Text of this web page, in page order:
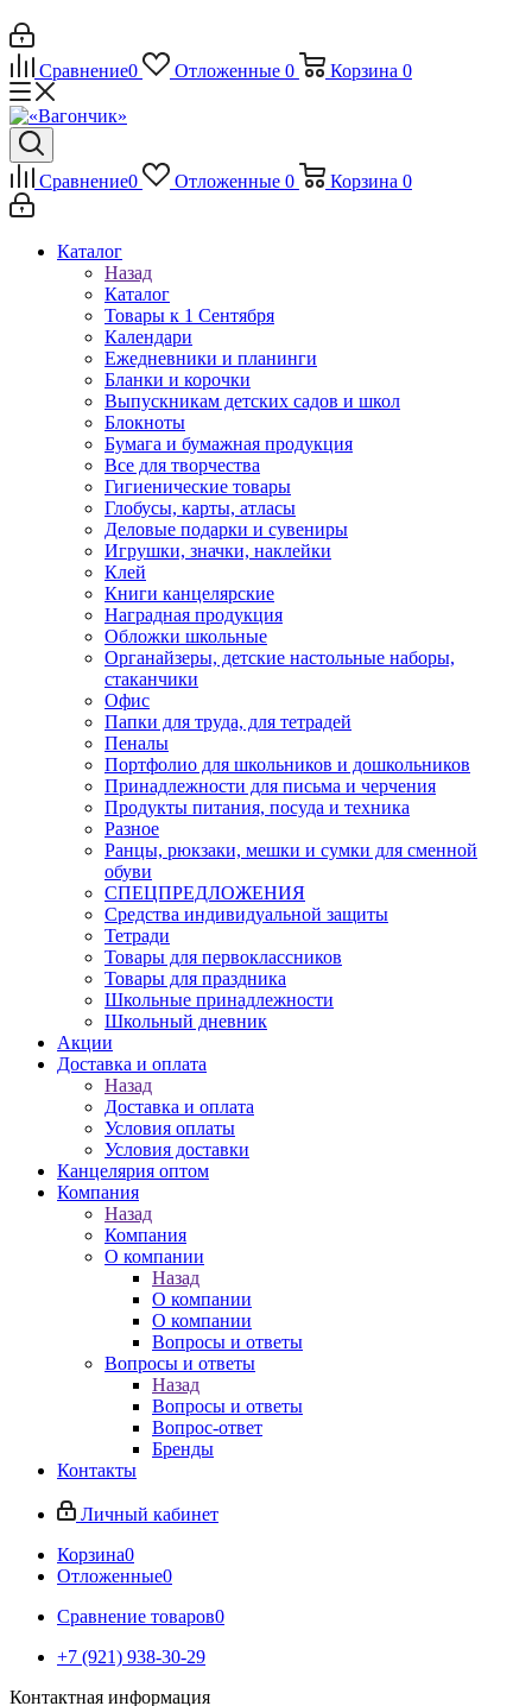
Сравнение0 Отложенные 0 Корзина 0
Сравнение0 Отложенные 0 Корзина 0
Каталог
Назад
Каталог
Товары к 1 Сентября
Календари
Ежедневники и планинги
Бланки и корочки
Выпускникам детских садов и школ
Блокноты
Бумага и бумажная продукция
Все для творчества
Гигиенические товары
Глобусы, карты, атласы
Деловые подарки и сувениры
Игрушки, значки, наклейки
Клей
Книги канцелярские
Наградная продукция
Обложки школьные
Органайзеры, детские настольные наборы,
стаканчики
Офис
Папки для труда, для тетрадей
Пеналы
Портфолио для школьников и дошкольников
Принадлежности для письма и черчения
Продукты питания, посуда и техника
Разное
Ранцы, рюкзаки, мешки и сумки для сменной
обуви
СПЕЦПРЕДЛОЖЕНИЯ
Средства индивидуальной защиты
Тетради
Товары для первоклассников
Товары для праздника
Школьные принадлежности
Школьный дневник
Акции
Доставка и оплата
Назад
Доставка и оплата
Условия оплаты
Условия доставки
Канцелярия оптом
Компания
Назад
Компания
О компании
Назад
О компании
О компании
Вопросы и ответы
Вопросы и ответы
Назад
Вопросы и ответы
Вопрос-ответ
Бренды
Контакты
Личный кабинет
Корзина0
Отложенные0
Сравнение товаров0
+7 (921) 938-30-29
Контактная информация